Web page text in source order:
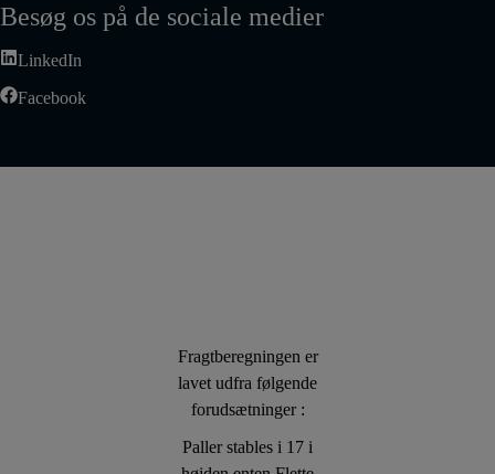
Besøg os på de sociale medier
LinkedIn
Facebook
Fragtberegningen er
lavet udfra følgende
forudsætninger :
Paller stables i 17 i